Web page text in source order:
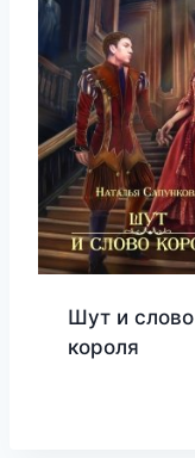
Шут и слово
короля